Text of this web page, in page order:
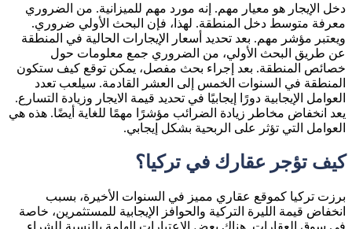
دخل الإيجار هو معيار مهم. إنه مورد مهم للميزانية. من الضروري
معرفة متوسط ​​دخل المنطقة. لهذا، فإن البحث الأولي ضروري.
ويعتبر مؤشر مهم. بعد تحديد أسعار الإيجارات الحالية في المنطقة
عن طريق البحث الأولي، من الضروري جمع معلومات حول
خصائص المنطقة. بعد إجراء بحث مفصل، يمكن توقع كيف ستكون
المنطقة في السنوات الخمس إلى العشر القادمة. سيلعب تعدد
العوامل الإيجابية دورًا إيجابيًا في تحديد قيمة الايجار وزيادة التسارع.
يعد انخفاض مخاطر زيادة الضرائب مؤشرًا مهمًا للغاية أيضًا. هذه هي
العوامل التي تؤثر على الربحية بشكل إيجابي.
كيف تؤجر عقارك في تركيا؟
برزت تركيا كموقع عقاري مميز في السنوات الأخيرة، بسبب
انخفاض قيمة الليرة التركية والحوافز الإيجابية للمستثمرين، خاصة
في سوق العقارات. هناك بعض الاعتبارات الهامة بالنسبة للشراء